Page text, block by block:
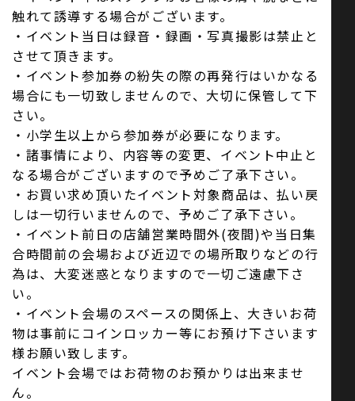
触れて誘導する場合がございます。
・イベント当日は録音・録画・写真撮影は禁止と
させて頂きます。
・イベント参加券の紛失の際の再発行はいかなる
場合にも一切致しませんので、大切に保管して下
さい。
・小学生以上から参加券が必要になります。
・諸事情により、内容等の変更、イベント中止と
なる場合がございますので予めご了承下さい。
・お買い求め頂いたイベント対象商品は、払い戻
しは一切行いませんので、予めご了承下さい。
・イベント前日の店舗営業時間外(夜間)や当日集
合時間前の会場および近辺での場所取りなどの行
為は、大変迷惑となりますので一切ご遠慮下さ
い。
・イベント会場のスペースの関係上、大きいお荷
物は事前にコインロッカー等にお預け下さいます
様お願い致します。
イベント会場ではお荷物のお預かりは出来ませ
ん。